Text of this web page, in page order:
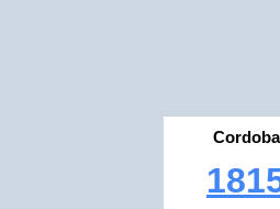
Cordoba